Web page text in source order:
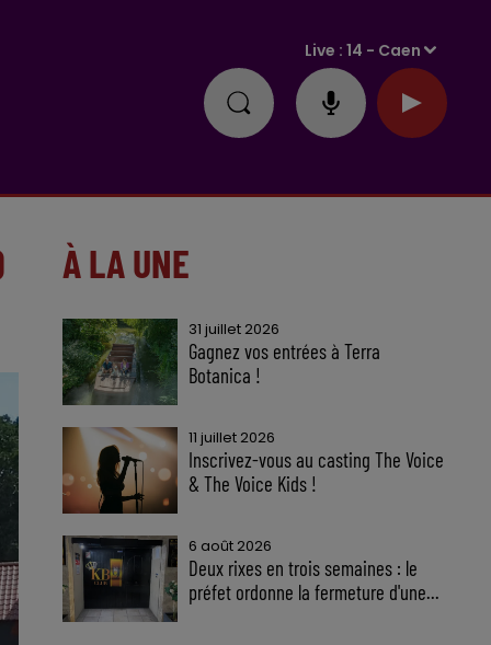
Live :14 - Caen
À LA UNE
31 juillet 2026
Gagnez vos entrées à Terra
Botanica !
11 juillet 2026
Inscrivez-vous au casting The Voice
& The Voice Kids !
6 août 2026
Deux rixes en trois semaines : le
préfet ordonne la fermeture d'une...